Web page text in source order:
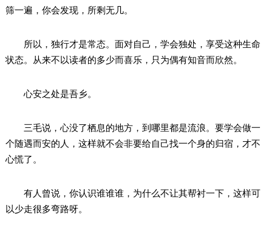
筛一遍，你会发现，所剩无几。
所以，独行才是常态。面对自己，学会独处，享受这种生命
状态。从来不以读者的多少而喜乐，只为偶有知音而欣然。
心安之处是吾乡。
三毛说，心没了栖息的地方，到哪里都是流浪。要学会做一
个随遇而安的人，这样就不会非要给自己找一个身的归宿，才不
心慌了。
有人曾说，你认识谁谁谁，为什么不让其帮衬一下，这样可
以少走很多弯路呀。